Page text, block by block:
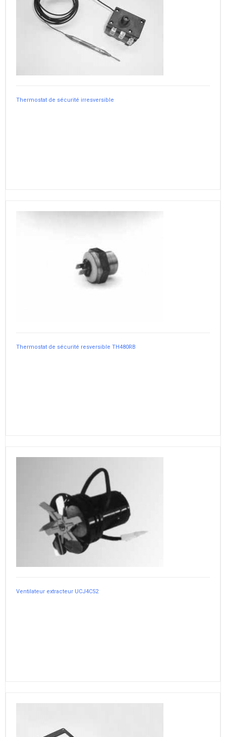
Thermostat de sécurité irresversible
Thermostat de sécurité resversible TH480RB
Ventilateur extracteur UCJ4C52